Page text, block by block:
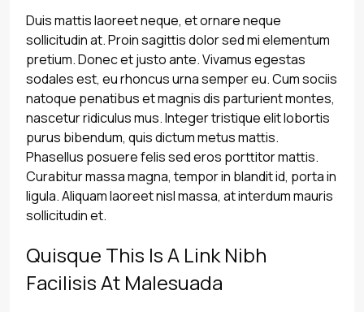
Duis mattis laoreet neque, et ornare neque
sollicitudin at. Proin sagittis dolor sed mi elementum
pretium. Donec et justo ante. Vivamus egestas
sodales est, eu rhoncus urna semper eu. Cum sociis
natoque penatibus et magnis dis parturient montes,
nascetur ridiculus mus. Integer tristique elit lobortis
purus bibendum, quis dictum metus mattis.
Phasellus posuere felis sed eros porttitor mattis.
Curabitur massa magna, tempor in blandit id, porta in
ligula. Aliquam laoreet nisl massa, at interdum mauris
sollicitudin et.
Quisque This Is A Link Nibh
Facilisis At Malesuada